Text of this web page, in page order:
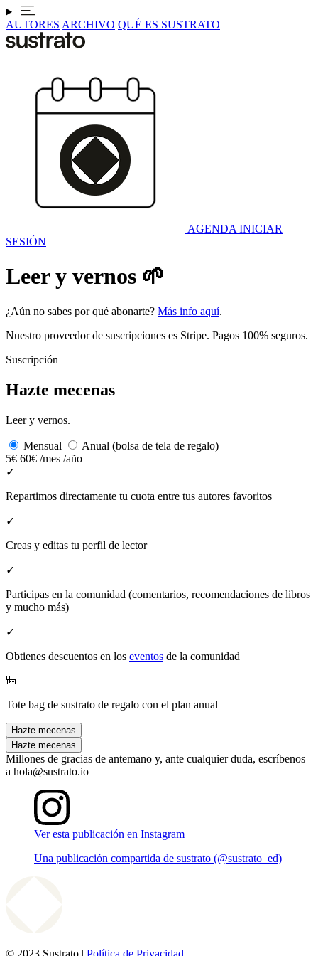
AUTORES ARCHIVO QUÉ ES SUSTRATO
AGENDA INICIAR
SESIÓN
Leer y vernos 🌱
¿Aún no sabes por qué abonarte? Más info aquí.
Nuestro proveedor de suscripciones es Stripe. Pagos 100% seguros.
Suscripción
Hazte mecenas
Leer y vernos.
Mensual
Anual (bolsa de tela de regalo)
5€ 60€ /mes /año
✓
Repartimos directamente tu cuota entre tus autores favoritos
✓
Creas y editas tu perfil de lector
✓
Participas en la comunidad (comentarios, recomendaciones de libros
y mucho más)
✓
Obtienes descuentos en los eventos de la comunidad
🎒
Tote bag de sustrato de regalo con el plan anual
Hazte mecenas
Hazte mecenas
Millones de gracias de antemano y, ante cualquier duda, escríbenos
a hola@sustrato.io
Ver esta publicación en Instagram
Una publicación compartida de sustrato (@sustrato_ed)
© 2023 Sustrato | Política de Privacidad